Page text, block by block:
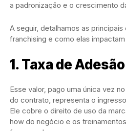
a padronização e o crescimento
A seguir, detalhamos as
franchising e como elas
1. Taxa de
Esse valor, pago uma única vez
do contrato, representa o
Ele cobre o direito de uso da
how do negócio e os